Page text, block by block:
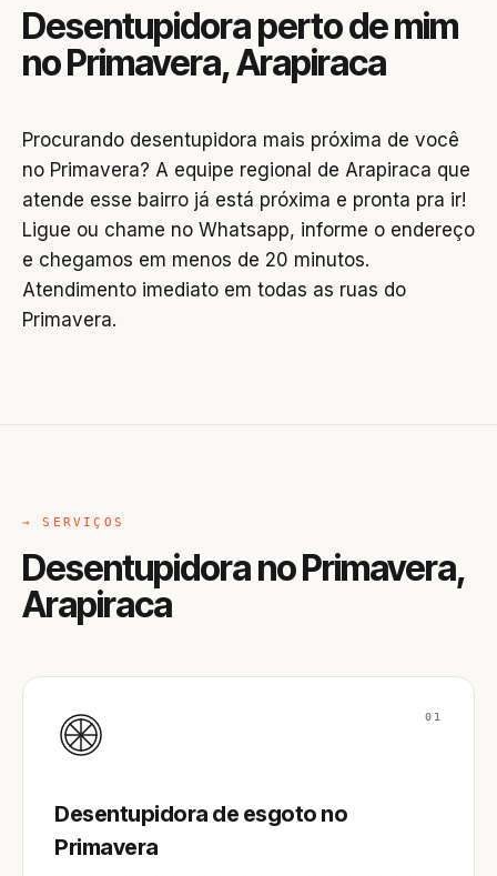
Desentupidora perto de mim
no Primavera, Arapiraca
Procurando desentupidora mais próxima de você
no Primavera? A equipe regional de Arapiraca que
atende esse bairro já está próxima e pronta pra ir!
Ligue ou chame no Whatsapp, informe o endereço
e chegamos em menos de 20 minutos.
Atendimento imediato em todas as ruas do
Primavera.
→ SERVIÇOS
Desentupidora no Primavera,
Arapiraca
01
Desentupidora de esgoto no
Primavera